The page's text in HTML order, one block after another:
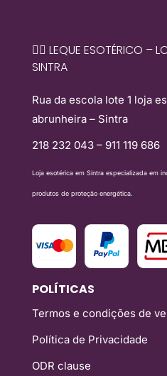
🧙‍♀️ LEQUE ESOTÉRICO –
SINTRA
Rua da escola lote 1 loja
abrunheira – Sintra
218 232 043 – 911 119 686
Loja esotérica em Sintra especializada em
produtos de proteção energética.
POLÍTICAS
Termos e condições de
Política de Privacidade
ODR clause